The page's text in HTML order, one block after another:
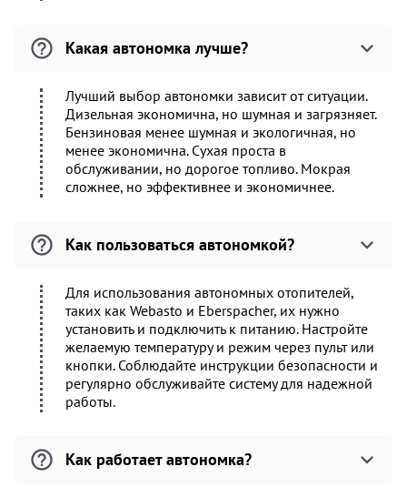
Какая автономка лучше?
Лучший выбор автономки зависит от ситуации.
Дизельная экономична, но шумная и загрязняет.
Бензиновая менее шумная и экологичная, но
менее экономична. Сухая проста в
обслуживании, но дорогое топливо. Мокрая
сложнее, но эффективнее и экономичнее.
Как пользоваться автономкой?
Для использования автономных отопителей,
таких как Webasto и Eberspacher, их нужно
установить и подключить к питанию. Настройте
желаемую температуру и режим через пульт или
кнопки. Соблюдайте инструкции безопасности и
регулярно обслуживайте систему для надежной
работы.
Как работает автономка?